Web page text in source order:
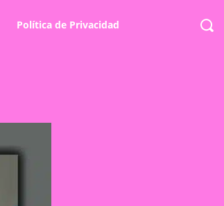
Política de Privacidad